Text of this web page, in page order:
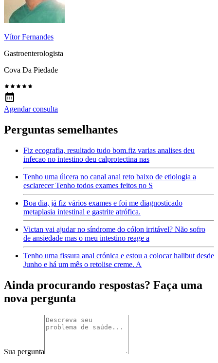
Vítor Fernandes
Gastroenterologista
Cova Da Piedade
Agendar consulta
Perguntas semelhantes
Fiz ecografia, resultado tudo bom.fiz varias analises deu
infecao no intestino deu calprotectina nas
Tenho uma úlcera no canal anal reto baixo de etiologia a
esclarecer Tenho todos exames feitos no S
Boa dia, já fiz vários exames e foi me diagnosticado
metaplasia intestinal e gastrite atrófica.
Victan vai ajudar no síndrome do cólon irritável? Não sofro
de ansiedade mas o meu intestino reage a
Tenho uma fissura anal crónica e estou a colocar halibut desde
Junho e há um mês o retolise creme. A
Ainda procurando respostas? Faça uma
nova pergunta
Sua pergunta